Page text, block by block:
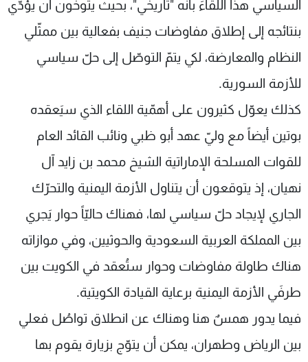
السياسي هذا اللقاءَ بأنّه "تاريخي"، بحيث يتوخّون أن يؤدّي
بنتائجه إلى إطلاق مفاوضات جنيف بفعالية بين ممثّلي
النظام والمعارضة، لكي يتمّ التوصّل إلى حلّ سياسي
للأزمة السورية.
كذلك يعوّل كثيرون على أهمّية اللقاء الذي سيَعقده
بوتين أيضاً مع وليّ عهد أبو ظبي ونائب القائد العام
للقوات المسلحة الإماراتية الشيخ محمد بن زايد آل
نهيان، إذ يتوقعون أن يتناول الأزمة اليمنية والتحرّك
الجاري لإيجاد حلّ سياسي لها، فهناك حاليّاً حوار يَجري
بين المملكة العربية السعودية والحوثيين، وفي موازاته
هناك طاولة مفاوضات وحوار ستُعقد في الكويت بين
طرفَي الأزمة اليمنية برعاية القيادة الكويتية.
فيما يدور همسٌ هنا وهناك عن انطلاق تواصُل فعلي
بين الرياض وطهران، يمكن أن يتوّج بزيارة يقوم بها